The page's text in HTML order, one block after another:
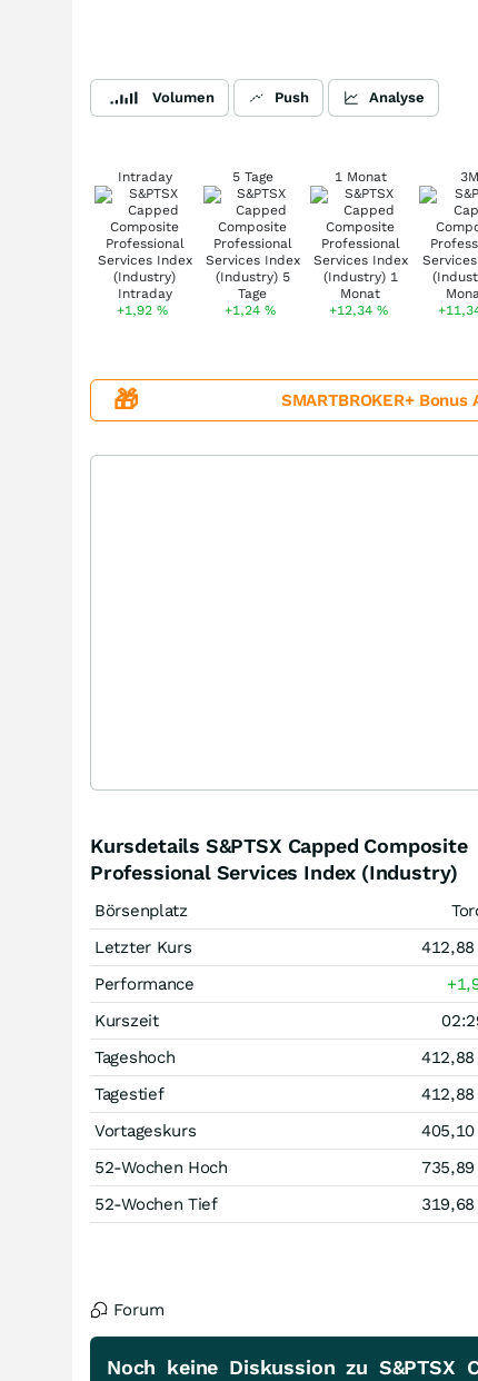
Volumen Push Analyse
Intraday
+1,92%
5 Tage
+1,24%
1 Monat
+12,34 %
3M
🎁 SMARTBROKER+
Kursdetails S&PTSX Capped Composite
Professional Services Index (Industry)
Börsenplatz
Letzter Kurs
412,88
Performance
Kurszeit
Tageshoch
412,88
Tagestief
412,88
Vortageskurs
405,10
52-Wochen Hoch
735,89
52-Wochen Tief
319,68
Forum
Noch keine Diskussion zu S&PTSX